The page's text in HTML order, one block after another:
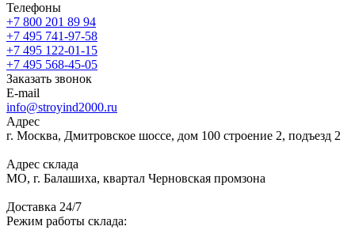
Телефоны
+7 800 201 89 94
+7 495 741-97-58
+7 495 122-01-15
+7 495 568-45-05
Заказать звонок
E-mail
info@stroyind2000.ru
Адрес
г. Москва, Дмитровское шоссе, дом 100 строение 2, подъезд 2
Адрес склада
МО, г. Балашиха, квартал Черновская промзона
Доставка 24/7
Режим работы склада: